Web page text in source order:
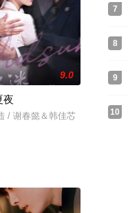
9.0
夜
/ 谢春懿＆韩佳芯
7
8
9
10